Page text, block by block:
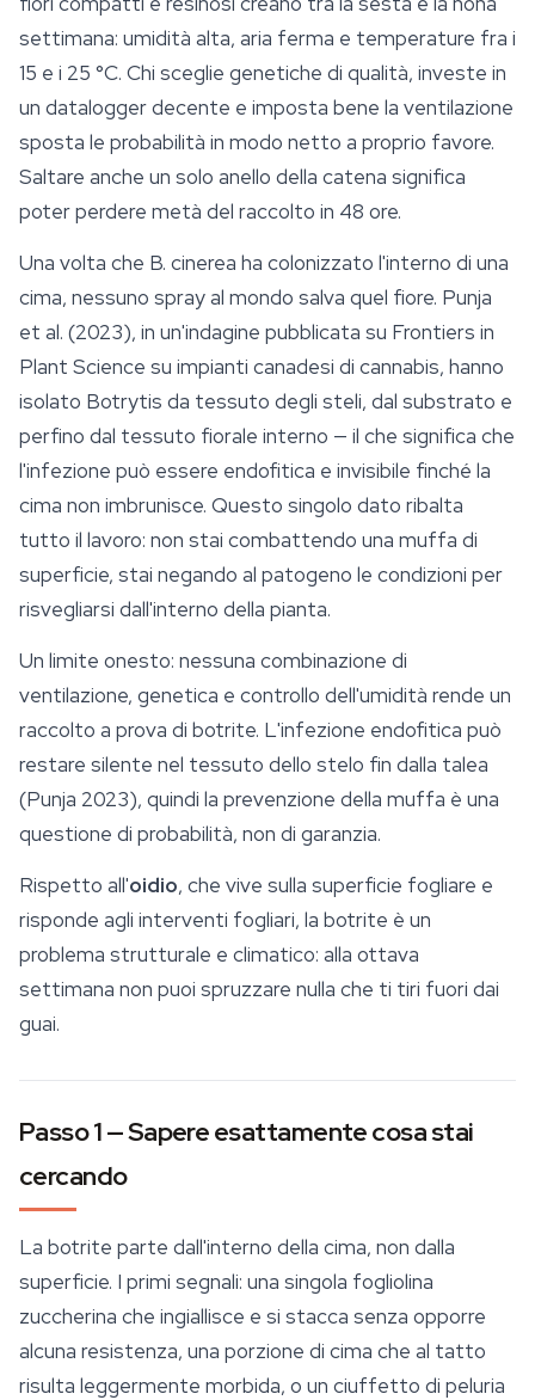
settimana: umidità alta, aria ferma e temperature fra i
15 e i 25 °C. Chi sceglie genetiche di qualità, investe in
un datalogger decente e imposta bene la ventilazione
sposta le probabilità in modo netto a proprio favore.
Saltare anche un solo anello della catena significa
poter perdere metà del raccolto in 48 ore.
Una volta che B. cinerea ha colonizzato l'interno di una
cima, nessuno spray al mondo salva quel fiore. Punja
et al. (2023), in un'indagine pubblicata su Frontiers in
Plant Science su impianti canadesi di cannabis, hanno
isolato Botrytis da tessuto degli steli, dal substrato e
perfino dal tessuto fiorale interno — il che significa che
l'infezione può essere endofitica e invisibile finché la
cima non imbrunisce. Questo singolo dato ribalta
tutto il lavoro: non stai combattendo una muffa di
superficie, stai negando al patogeno le condizioni per
risvegliarsi dall'interno della pianta.
Un limite onesto: nessuna combinazione di
ventilazione, genetica e controllo dell'umidità rende un
raccolto a prova di botrite. L'infezione endofitica può
restare silente nel tessuto dello stelo fin dalla talea
(Punja 2023), quindi la prevenzione della muffa è una
questione di probabilità, non di garanzia.
Rispetto all'oidio, che vive sulla superficie fogliare e
risponde agli interventi fogliari, la botrite è un
problema strutturale e climatico: alla ottava
settimana non puoi spruzzare nulla che ti tiri fuori dai
guai.
Passo 1 — Sapere esattamente cosa stai
cercando
La botrite parte dall'interno della cima, non dalla
superficie. I primi segnali: una singola fogliolina
zuccherina che ingiallisce e si stacca senza opporre
alcuna resistenza, una porzione di cima che al tatto
risulta leggermente morbida, o un ciuffetto di peluria